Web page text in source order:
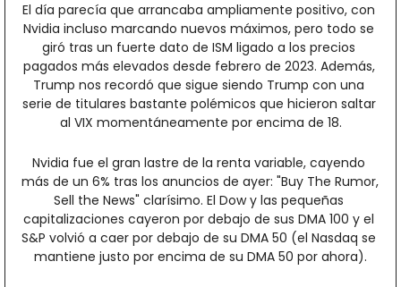
El día parecía que arrancaba ampliamente positivo, con
Nvidia incluso marcando nuevos máximos, pero todo se
giró tras un fuerte dato de ISM ligado a los precios
pagados más elevados desde febrero de 2023. Además,
Trump nos recordó que sigue siendo Trump con una
serie de titulares bastante polémicos que hicieron saltar
al VIX momentáneamente por encima de 18.
Nvidia fue el gran lastre de la renta variable, cayendo
más de un 6% tras los anuncios de ayer: "Buy The Rumor,
Sell the News" clarísimo. El Dow y las pequeñas
capitalizaciones cayeron por debajo de sus DMA 100 y el
S&P volvió a caer por debajo de su DMA 50 (el Nasdaq se
mantiene justo por encima de su DMA 50 por ahora).